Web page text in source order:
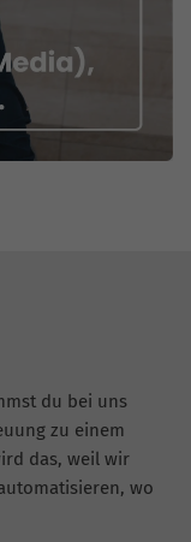
du bei uns
zu einem
das, weil wir
wo